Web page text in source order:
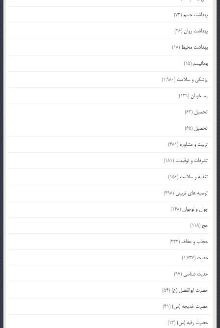
بهداشت جسم(73)
بهداشت روان(26)
بهداشت محیط (18)
بودائیسم(15)
پزشکی و سلامت (1,980)
پند خوبان(129)
تحصیل (62)
تحصیل (65)
تربیت و مشاوره (481)
تشرفات و توقیعات (181)
تغذیه و سلامت (156)
توصیه های تربیتی (498)
جوان و نوجوان(148)
حج (118)
حجاب و عفاف (333)
حدیث (1,737)
حدیث شناسی (97)
حضرت ابوالفضل (ع)(54)
حضرت خدیجه (س)(41)
حضرت رقیه (س)(13)